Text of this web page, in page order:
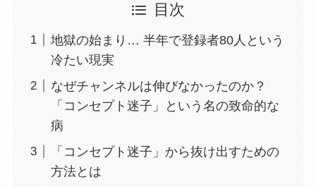
目次
地獄の始まり… 半年で登録者80人という
冷たい現実
なぜチャンネルは伸びなかったのか？
「コンセプト迷子」という名の致命的な
病
「コンセプト迷子」から抜け出すための
方法とは